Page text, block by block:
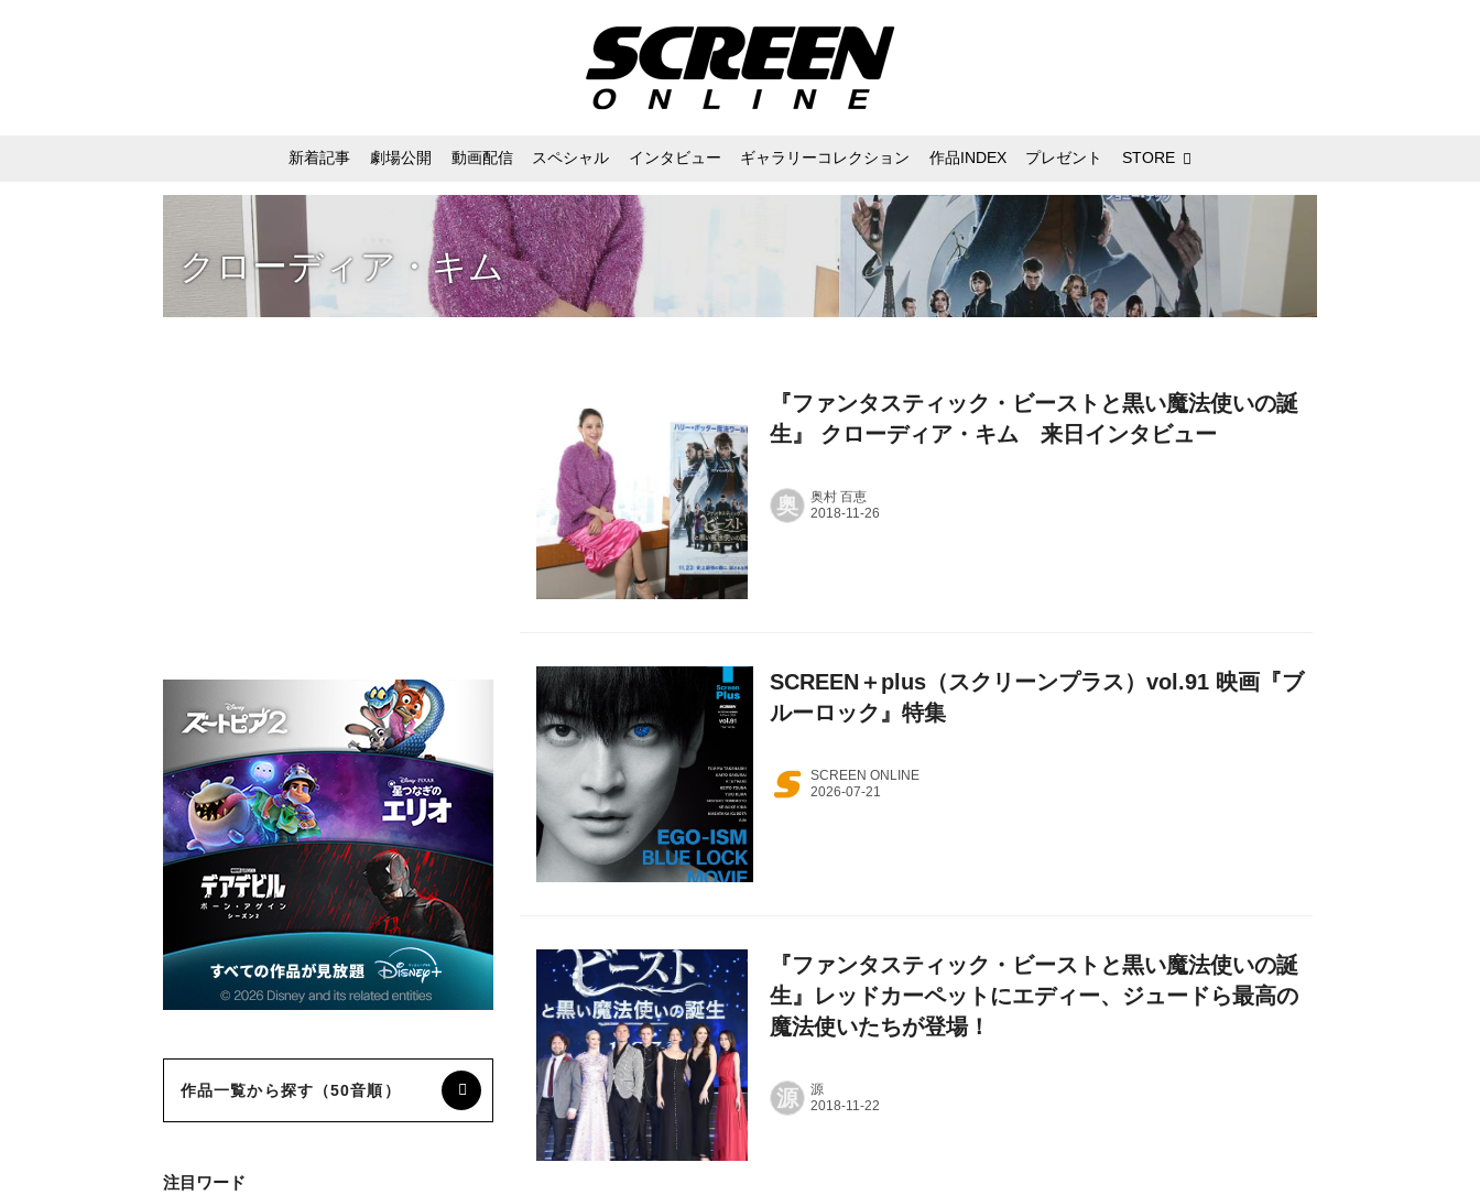
新着記事 劇場公開 動画配信 スペシャル インタビュー ギャラリーコレクション 作品INDEX プレゼント STORE
クローディア・キム
『ファンタスティック・ビーストと黒い魔法使いの誕
生』 クローディア・キム 来日インタビュー
奥 奥村 百恵
SCREEN＋plus（スクリーンプラス）vol.91 映画『ブ
ルーロック』特集
SCREEN ONLINE
『ファンタスティック・ビーストと黒い魔法使いの誕
生』レッドカーペットにエディー、ジュードら最高の
魔法使いたちが登場！
源 源
作品一覧から探す（50音順）
注目ワード